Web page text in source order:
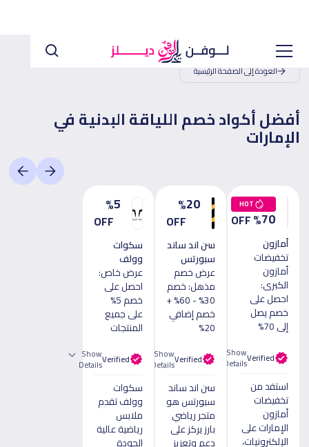
العودة إلى الصفحة الرئيسية
أفضل أكواد خصم اللياقة البدنية في
الإمارات
HOT
70
%
أمازون
تخفيضات
أمازون
الكبرى:
احصل على
خصم يصل
إلى 70%
Verified
Show
Details
استفد من
تخفيضات
أمازون
الإمارات على
الإلكترونيات،
20
%
OFF
سن اند ساند
سبورتس
عرض خصم
مذهل: خصم
30% - 60% +
خصم إضافي
20%
Verified
Show
Details
سن اند ساند
سبورتس هو
متجر رياضي
بارز يركز على
دعم وتعزيز
5
%
OFF
سكوات
وولف
عرض خاص:
احصل على
خصم 5%
على جميع
المنتجات
Verified
Show
Details
سكوات
وولف تقدم
ملابس
رياضية عالية
الجودة